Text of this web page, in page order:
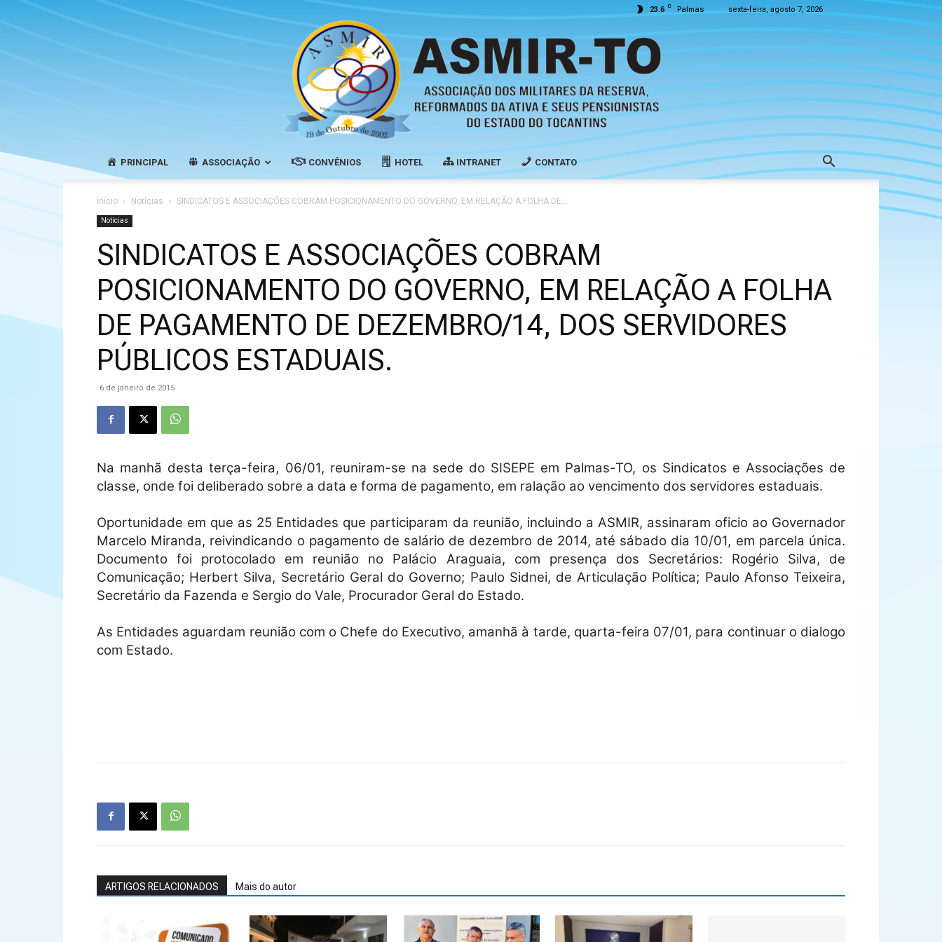
23.6 C Palmas sexta-feira, agosto 7, 2026
dos
da
Reserva,
do
PRINCIPAL ASSOCIAÇÃO CONVÊNIOS HOTEL INTRANET CONTATO
Início Notícias SINDICATOS E ASSOCIAÇÕES COBRAM POSICIONAMENTO DO GOVERNO, EM RELAÇÃO A FOLHA DE...
Notícias
SINDICATOS E ASSOCIAÇÕES COBRAM
POSICIONAMENTO DO GOVERNO, EM RELAÇÃO A FOLHA
DE PAGAMENTO DE DEZEMBRO/14, DOS SERVIDORES
PÚBLICOS ESTADUAIS.
6 de janeiro de 2015
Na manhã desta terça-feira, 06/01, reuniram-se na sede do SISEPE em Palmas-TO, os Sindicatos e Associações de
classe, onde foi deliberado sobre a data e forma de pagamento, em ralação ao vencimento dos servidores estaduais.
Oportunidade em que as 25 Entidades que participaram da reunião, incluindo a ASMIR, assinaram oficio ao Governador
Marcelo Miranda, reivindicando o pagamento de salário de dezembro de 2014, até sábado dia 10/01, em parcela única.
Documento foi protocolado em reunião no Palácio Araguaia, com presença dos Secretários: Rogério Silva, de
Comunicação; Herbert Silva, Secretário Geral do Governo; Paulo Sidnei, de Articulação Política; Paulo Afonso Teixeira,
Secretário da Fazenda e Sergio do Vale, Procurador Geral do Estado.
As Entidades aguardam reunião com o Chefe do Executivo, amanhã à tarde, quarta-feira 07/01, para continuar o dialogo
com Estado.
ARTIGOS RELACIONADOS Mais do autor